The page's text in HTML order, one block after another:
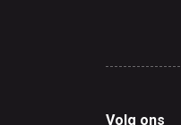
Volg ons